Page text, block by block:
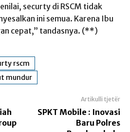
securty di RSCM tidak
ini semua. Karena Ibu
cepat,” tandasnya. (**)
rscm
mundur
Artikulli tjetër
SPKT Mobile : Inovasi
Baru Polres